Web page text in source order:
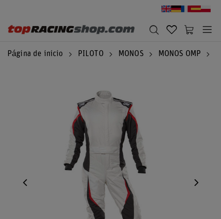
Página de inicio PILOTO MONOS MONOS OMP